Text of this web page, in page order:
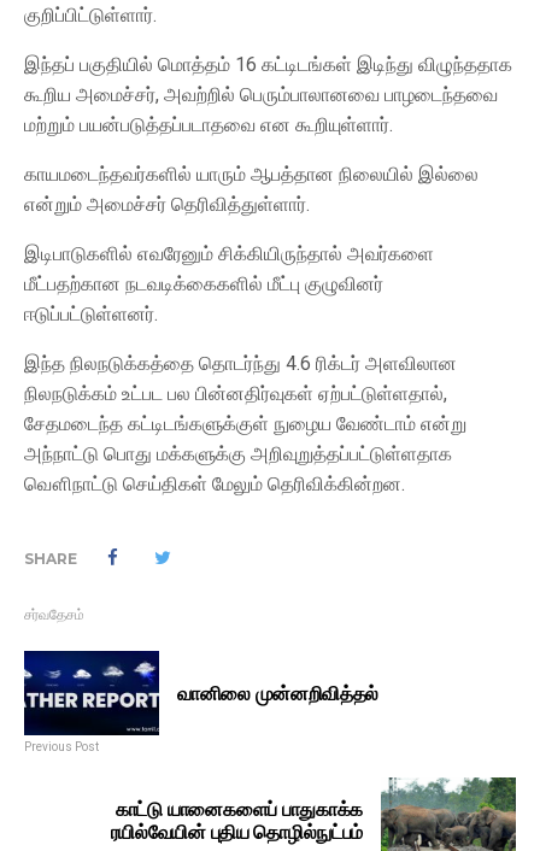
குறிப்பிட்டுள்ளார்.
இந்தப் பகுதியில் மொத்தம் 16 கட்டிடங்கள் இடிந்து விழுந்ததாக
கூறிய அமைச்சர், அவற்றில் பெரும்பாலானவை பாழடைந்தவை
மற்றும் பயன்படுத்தப்படாதவை என கூறியுள்ளார்.
காயமடைந்தவர்களில் யாரும் ஆபத்தான நிலையில் இல்லை
என்றும் அமைச்சர் தெரிவித்துள்ளார்.
இடிபாடுகளில் எவரேனும் சிக்கியிருந்தால் அவர்களை
மீட்பதற்கான நடவடிக்கைகளில் மீட்பு குழுவினர்
ஈடுப்பட்டுள்ளனர்.
இந்த நிலநடுக்கத்தை தொடர்ந்து 4.6 ரிக்டர் அளவிலான
நிலநடுக்கம் உட்பட பல பின்னதிர்வுகள் ஏற்பட்டுள்ளதால்,
சேதமடைந்த கட்டிடங்களுக்குள் நுழைய வேண்டாம் என்று
அந்நாட்டு பொது மக்களுக்கு அறிவுறுத்தப்பட்டுள்ளதாக
வௌிநாட்டு செய்திகள் மேலும் தெரிவிக்கின்றன.
SHARE
சர்வதேசம்
வானிலை முன்னறிவித்தல்
Previous Post
காட்டு யானைகளைப் பாதுகாக்க
ரயில்வேயின் புதிய தொழில்நுட்பம்